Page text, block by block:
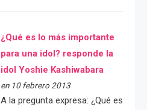
¿Qué es lo más importante
para una idol? responde la
idol Yoshie Kashiwabara
en 10 febrero 2013
A la pregunta expresa: ¿Qué es